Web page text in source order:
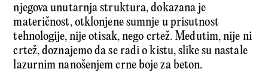
njegova unutarnja struktura, dokazana je
materičnost, otklonjene sumnje u prisutnost
tehnologije, nije otisak, nego crtež. Međutim, nije ni
crtež, doznajemo da se radi o kistu, slike su nastale
lazurnim nanošenjem crne boje za beton.